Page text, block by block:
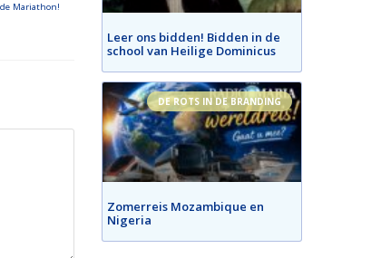
Mariathon!
Leer ons bidden! Bidden in de
school van Heilige Dominicus
DE ROTS IN DE BRANDING
Zomerreis Mozambique en
Nigeria